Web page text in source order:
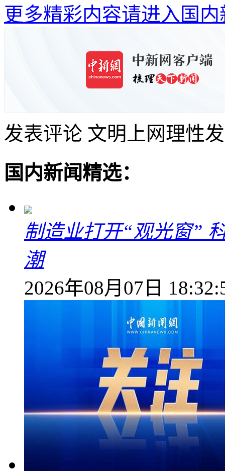
更多精彩内容请进入国内
发表评论 文明上网理性
国内新闻精选：
制造业打开“观光窗”
潮
2026年08月07日